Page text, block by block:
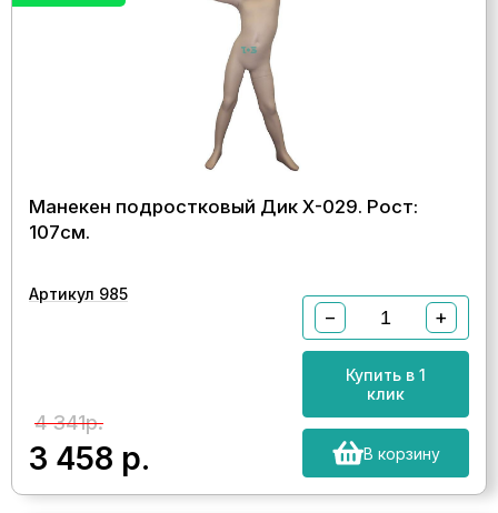
Манекен подростковый Дик Х-029. Рост:
107см.
Артикул 985
4 341р.
3 458 р.
− +
Купить в 1
клик
В корзину